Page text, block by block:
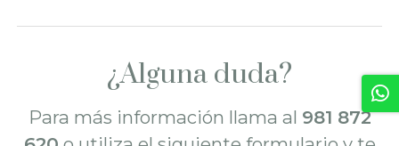
¿Alguna duda?
Para más información llama al 981 872